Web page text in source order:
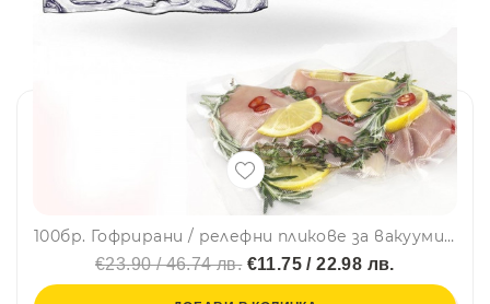
100бр. Гофрирани / релефни пликове за вакуумиране, 20 х 30 см
€23.90 / 46.74 лв.€11.75 / 22.98 лв.